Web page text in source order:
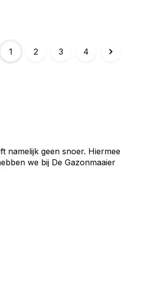
1 2 3 4
namelijk geen snoer. Hiermee
we bij De Gazonmaaier